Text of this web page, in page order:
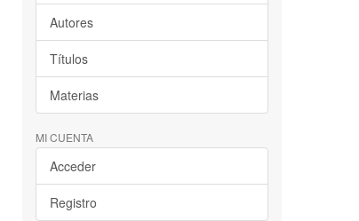
Autores
Títulos
Materias
MI CUENTA
Acceder
Registro